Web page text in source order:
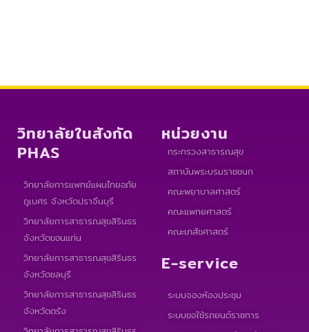
วิทยาลัยในสังกัด
PHAS
วิทยาลัยการแพทย์แผนไทยอภัย
ภูเบศร จังหวัดปราจีนบุรี
วิทยาลัยการสาธารณสุขสิรินธร
จังหวัดขอนแก่น
วิทยาลัยการสาธารณสุขสิรินธร
จังหวัดชลบุรี
วิทยาลัยการสาธารณสุขสิรินธร
จังหวัดตรัง
หน่วยงาน
กระทรวงสาธารณสุข
สถาบันพระบรมราชชนก
คณะพยาบาลศาสตร์
คณะแพทยศาสตร์
คณะเภสัชศาสตร์
E-service
ระบบจองห้องประชุม
ระบบขอใช้รถยนต์ราชการ